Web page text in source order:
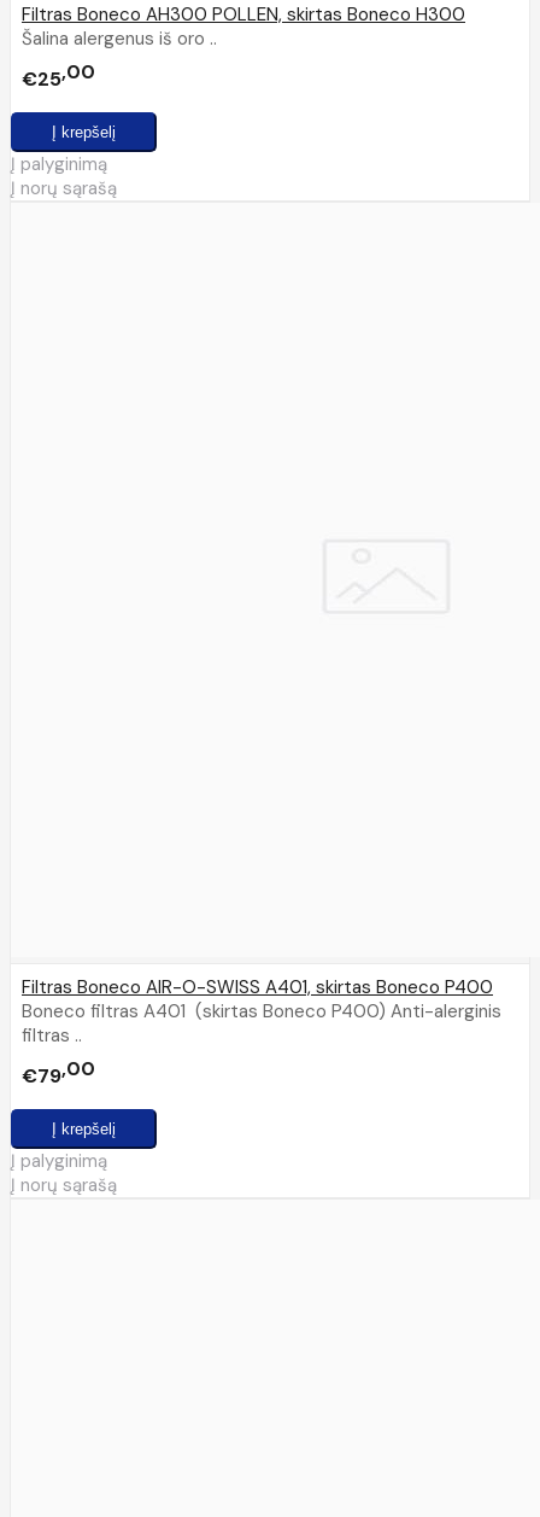
Filtras Boneco AH300 POLLEN, skirtas Boneco H300
Šalina alergenus iš oro ..
€25 00
Į palyginimą
Į norų sąrašą
Filtras Boneco AIR-O-SWISS A401, skirtas Boneco P400
Boneco filtras A401 (skirtas Boneco P400) Anti-alerginis
filtras ..
€79 00
Į palyginimą
Į norų sąrašą